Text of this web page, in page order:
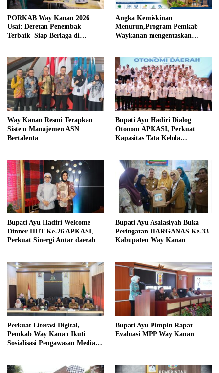
PORKAB Way Kanan 2026
Usai: Deretan Penembak
Terbaik Siap Berlaga di
Angka Kemiskinan
Menurun,Program Pemkab
Waykanan mengentaskan
Way Kanan Resmi Terapkan
Sistem Manajemen ASN
Bertalenta
Bupati Ayu Hadiri Dialog
Otonom APKASI, Perkuat
Kapasitas Tata Kelola
Bupati Ayu Hadiri Welcome
Dinner HUT Ke-26 APKASI,
Perkuat Sinergi Antar daerah
Bupati Ayu Asalasiyah Buka
Peringatan HARGANAS Ke-33
Kabupaten Way Kanan
Perkuat Literasi Digital,
Pemkab Way Kanan Ikuti
Sosialisasi Pengawasan Media
Bupati Ayu Pimpin Rapat
Evaluasi MPP Way Kanan